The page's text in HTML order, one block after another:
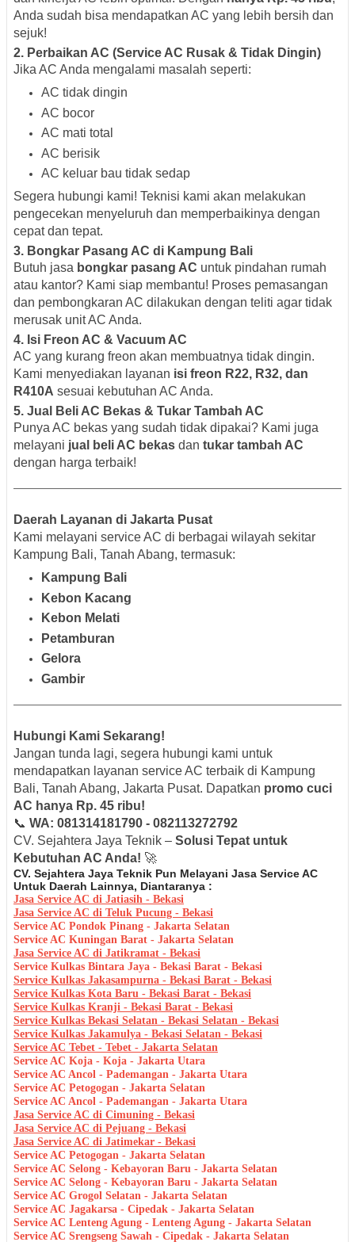
Anda sudah bisa mendapatkan AC yang lebih bersih dan
sejuk!
2. Perbaikan AC (Service AC Rusak & Tidak Dingin)
Jika AC Anda mengalami masalah seperti:
AC tidak dingin
AC bocor
AC mati total
AC berisik
AC keluar bau tidak sedap
Segera hubungi kami! Teknisi kami akan melakukan
pengecekan menyeluruh dan memperbaikinya dengan
cepat dan tepat.
3. Bongkar Pasang AC di Kampung Bali
Butuh jasa bongkar pasang AC untuk pindahan rumah
atau kantor? Kami siap membantu! Proses pemasangan
dan pembongkaran AC dilakukan dengan teliti agar tidak
merusak unit AC Anda.
4. Isi Freon AC & Vacuum AC
AC yang kurang freon akan membuatnya tidak dingin.
Kami menyediakan layanan isi freon R22, R32, dan
R410A sesuai kebutuhan AC Anda.
5. Jual Beli AC Bekas & Tukar Tambah AC
Punya AC bekas yang sudah tidak dipakai? Kami juga
melayani jual beli AC bekas dan tukar tambah AC
dengan harga terbaik!
Daerah Layanan di Jakarta Pusat
Kami melayani service AC di berbagai wilayah sekitar
Kampung Bali, Tanah Abang, termasuk:
Kampung Bali
Kebon Kacang
Kebon Melati
Petamburan
Gelora
Gambir
Hubungi Kami Sekarang!
Jangan tunda lagi, segera hubungi kami untuk
mendapatkan layanan service AC terbaik di Kampung
Bali, Tanah Abang, Jakarta Pusat. Dapatkan promo cuci
AC hanya Rp. 45 ribu!
📞 WA: 081314181790 - 082113272792
CV. Sejahtera Jaya Teknik – Solusi Tepat untuk
Kebutuhan AC Anda! 🚀
CV. Sejahtera Jaya Teknik Pun Melayani Jasa Service AC
Untuk Daerah Lainnya, Diantaranya :
Jasa Service AC di Jatiasih - Bekasi
Jasa Service AC di Teluk Pucung - Bekasi
Service AC Pondok Pinang - Jakarta Selatan
Service AC Kuningan Barat - Jakarta Selatan
Jasa Service AC di Jatikramat - Bekasi
Service Kulkas Bintara Jaya - Bekasi Barat - Bekasi
Service Kulkas Jakasampurna - Bekasi Barat - Bekasi
Service Kulkas Kota Baru - Bekasi Barat - Bekasi
Service Kulkas Kranji - Bekasi Barat - Bekasi
Service Kulkas Bekasi Selatan - Bekasi Selatan - Bekasi
Service Kulkas Jakamulya - Bekasi Selatan - Bekasi
Service AC Tebet - Tebet - Jakarta Selatan
Service AC Koja - Koja - Jakarta Utara
Service AC Ancol - Pademangan - Jakarta Utara
Service AC Petogogan - Jakarta Selatan
Service AC Ancol - Pademangan - Jakarta Utara
Jasa Service AC di Cimuning - Bekasi
Jasa Service AC di Pejuang - Bekasi
Jasa Service AC di Jatimekar - Bekasi
Service AC Petogogan - Jakarta Selatan
Service AC Selong - Kebayoran Baru - Jakarta Selatan
Service AC Selong - Kebayoran Baru - Jakarta Selatan
Service AC Grogol Selatan - Jakarta Selatan
Service AC Jagakarsa - Cipedak - Jakarta Selatan
Service AC Lenteng Agung - Lenteng Agung - Jakarta Selatan
Service AC Srengseng Sawah - Cipedak - Jakarta Selatan